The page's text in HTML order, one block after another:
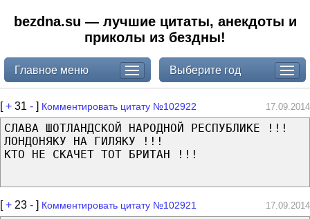
bezdna.su — лучшие цитаты, анекдоты и
приколы из бездны!
Главное меню Выберите год
[+ 31 - ] Комментировать цитату №102922 17.09.2014
СЛАВА ШОТЛАНДСКОЙ НАРОДНОЙ РЕСПУБЛИКЕ !!!
ЛОНДОНЯКУ НА ГИЛЯКУ !!!
КТО НЕ СКАЧЕТ ТОТ БРИТАН !!!
[+ 23 - ] Комментировать цитату №102921 17.09.2014